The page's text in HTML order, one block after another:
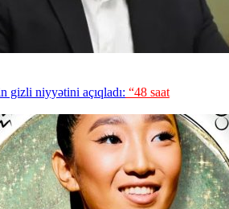
gizli niyyətini açıqladı: “48 saat